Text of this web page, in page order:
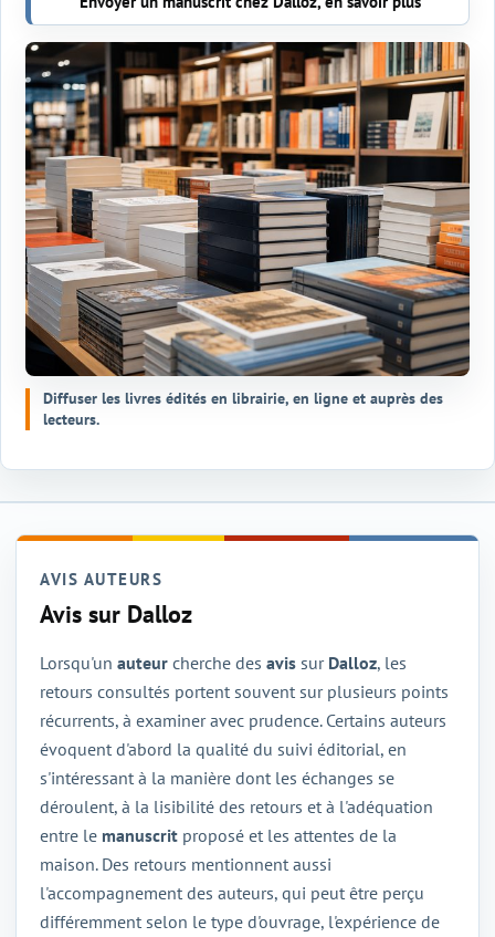
Diffuser les livres édités en librairie, en ligne et auprès des
lecteurs.
AVIS AUTEURS
Avis sur Dalloz
Lorsqu'un auteur cherche des avis sur Dalloz, les
retours consultés portent souvent sur plusieurs points
récurrents, à examiner avec prudence. Certains auteurs
évoquent d'abord la qualité du suivi éditorial, en
s'intéressant à la manière dont les échanges se
déroulent, à la lisibilité des retours et à l'adéquation
entre le manuscrit proposé et les attentes de la
maison. Des retours mentionnent aussi
l'accompagnement des auteurs, qui peut être perçu
différemment selon le type d'ouvrage, l'expérience de